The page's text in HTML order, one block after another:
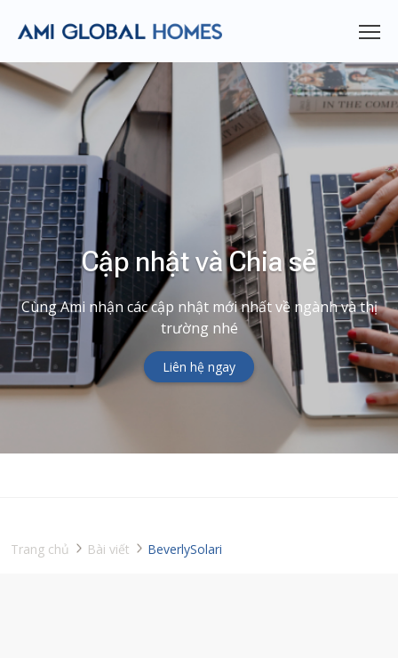
Cập nhật và Chia sẻ
Cùng Ami nhận các cập nhật mới nhất về ngành và thị
trường nhé
Liên hệ ngay
Trang chủ Bài viết BeverlySolari